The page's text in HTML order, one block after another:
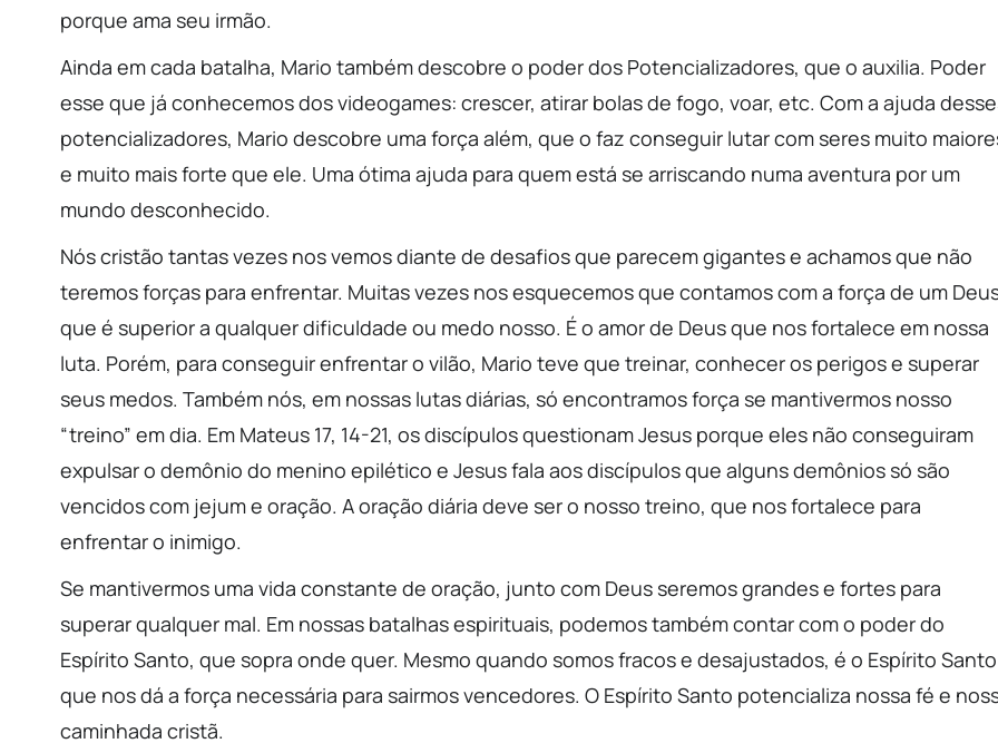
porque ama seu irmão.
Ainda em cada batalha, Mario também descobre o poder dos Potencializadores, que o auxilia. Poder
esse que já conhecemos dos videogames: crescer, atirar bolas de fogo, voar, etc. Com a ajuda
potencializadores, Mario descobre uma força além, que o faz conseguir lutar com seres muito
e muito mais forte que ele. Uma ótima ajuda para quem está se arriscando numa aventura por um
mundo desconhecido.
Nós cristão tantas vezes nos vemos diante de desafios que parecem gigantes e achamos que não
teremos forças para enfrentar. Muitas vezes nos esquecemos que contamos com a força de um
que é superior a qualquer dificuldade ou medo nosso. É o amor de Deus que nos fortalece em nossa
luta. Porém, para conseguir enfrentar o vilão, Mario teve que treinar, conhecer os perigos e superar
seus medos. Também nós, em nossas lutas diárias, só encontramos força se mantivermos nosso
“treino” em dia. Em Mateus 17, 14-21, os discípulos questionam Jesus porque eles não conseguiram
expulsar o demônio do menino epilético e Jesus fala aos discípulos que alguns demônios só são
vencidos com jejum e oração. A oração diária deve ser o nosso treino, que nos fortalece para
enfrentar o inimigo.
Se mantivermos uma vida constante de oração, junto com Deus seremos grandes e fortes para
superar qualquer mal. Em nossas batalhas espirituais, podemos também contar com o poder do
Espírito Santo, que sopra onde quer. Mesmo quando somos fracos e desajustados, é o Espírito Santo
que nos dá a força necessária para sairmos vencedores. O Espírito Santo potencializa nossa fé e
caminhada cristã.